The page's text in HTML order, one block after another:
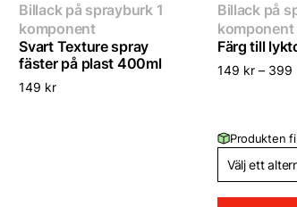
Billack på sprayburk 1
komponent
Svart Texture spray
fäster på plast 400ml
149 kr
Billack på
komponent
Färg till
149 kr– 399
Produkten